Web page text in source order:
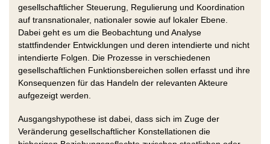
gesellschaftlicher Steuerung, Regulierung und Koordination
auf transnationaler, nationaler sowie auf lokaler Ebene.
Dabei geht es um die Beobachtung und Analyse
stattfindender Entwicklungen und deren intendierte und nicht
intendierte Folgen. Die Prozesse in verschiedenen
gesellschaftlichen Funktionsbereichen sollen erfasst und ihre
Konsequenzen für das Handeln der relevanten Akteure
aufgezeigt werden.
Ausgangshypothese ist dabei, dass sich im Zuge der
Veränderung gesellschaftlicher Konstellationen die